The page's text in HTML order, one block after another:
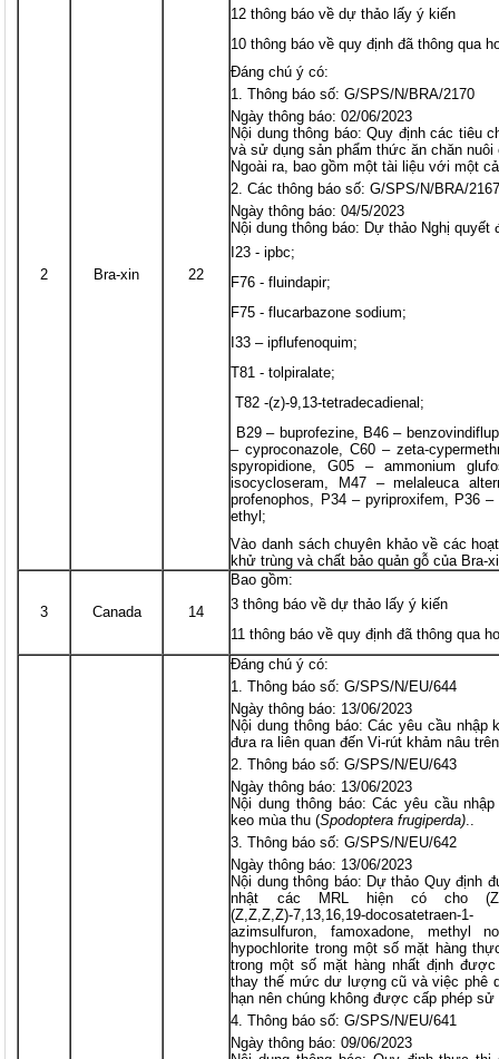
2 Bra-xin 22
12 thông báo về dự thảo lấy ý kiến
10 thông báo về quy định đã thông qua
Đáng chú ý có:
Thông báo số: G/SPS/N/BRA/2170
Ngày thông báo: 02/06/2023
Nội dung thông báo: Quy định các tiêu
và sử dụng sản phẩm thức ăn chăn nuôi
Ngoài ra, bao gồm một tài liệu với một
Các thông báo số: G/SPS/N/BRA/
Ngày thông báo: 04/5/2023
Nội dung thông báo: Dự thảo Nghị quyết
I23 - ipbc;
F76 - fluindapir;
F75 - flucarbazone sodium;
I33 – ipflufenoquim;
T81 - tolpiralate;
T82 -(z)-9,13-tetradecadienal;
B29 – buprofezine, B46 –
– cyproconazole, C60 – zeta-
spyropidione, G05 – ammonium
isocycloseram, M47 – melaleuca
profenophos, P34 – pyriproxifem, P36
ethyl;
Vào danh sách chuyên khảo về các
khử trùng và chất bảo quản gỗ của Bra-
3 Canada 14
Bao gồm:
3 thông báo về dự thảo lấy ý kiến
11 thông báo về quy định đã thông qua
Đáng chú ý có:
Thông báo số: G/SPS/N/EU/644
Ngày thông báo: 13/06/2023
Nội dung thông báo: Các yêu cầu
đưa ra liên quan đến Vi-rút khảm nâu
Thông báo số: G/SPS/N/EU/643
Ngày thông báo: 13/06/2023
Nội dung thông báo: Các yêu cầu
keo mùa thu (Spodoptera frugiperda)..
Thông báo số: G/SPS/N/EU/642
Ngày thông báo: 13/06/2023
Nội dung thông báo: Dự thảo Quy định
nhật các MRL hiện có cho (Z)-
(Z,Z,Z,Z)-7,13,16,19-
azimsulfuron, famoxadone, methyl
hypochlorite trong một số mặt hàng
trong một số mặt hàng nhất định
thay thế mức dư lượng cũ và việc phê
hạn nên chúng không được cấp phép
Thông báo số: G/SPS/N/EU/641
Ngày thông báo: 09/06/2023